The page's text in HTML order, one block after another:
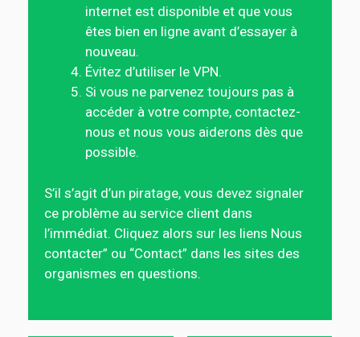
internet est disponible et que vous
êtes bien en ligne avant d’essayer à
nouveau.
Évitez d’utiliser le VPN.
Si vous ne parvenez toujours pas à
accéder à votre compte, contactez-
nous et nous vous aiderons dès que
possible.
S’il s’agit d’un piratage, vous devez signaler
ce problème au service client dans
l’immédiat. Cliquez alors sur les liens Nous
contacter” ou “Contact” dans les sites des
organismes en questions.